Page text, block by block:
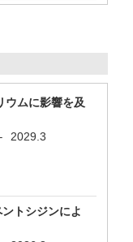
ウムに影響を及
-
2029.3
トシジンによ